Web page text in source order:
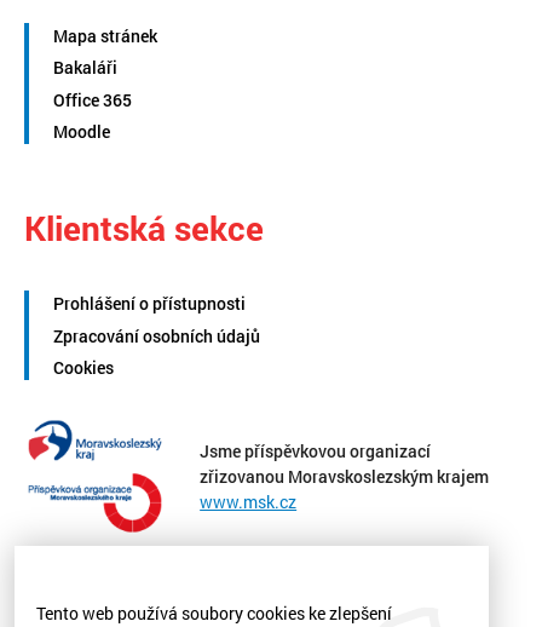
Mapa stránek
Bakaláři
Office 365
Moodle
Klientská sekce
Prohlášení o přístupnosti
Zpracování osobních údajů
Cookies
Jsme příspěvkovou organizací
zřizovanou Moravskoslezským krajem
www.msk.cz
Tento web používá soubory cookies ke zlepšení